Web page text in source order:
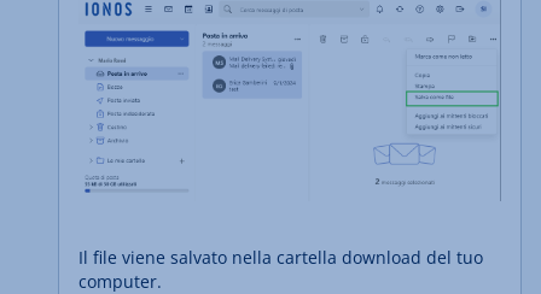
Il file viene salvato nella cartella download del tuo
computer.